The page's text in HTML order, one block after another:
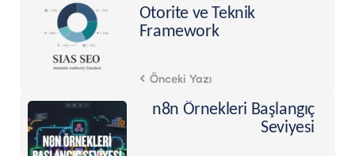
Otorite ve Teknik
Framework
Önceki Yazı
n8n Örnekleri Başlangıç
Seviyesi